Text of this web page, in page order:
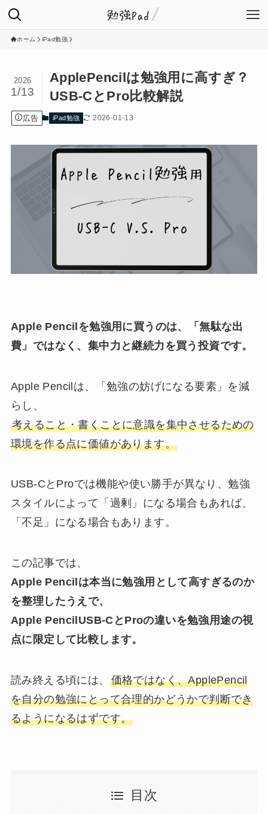
ホーム iPad勉強
ApplePencilは勉強用に高すぎ？
USB-CとPro比較解説
2026
1/13
広告 iPad勉強 2026-01-13
Apple Pencilを勉強用に買うのは、「無駄な出
費」ではなく、集中力と継続力を買う投資です。
Apple Pencilは、「勉強の妨げになる要素」を減
らし、
考えること・書くことに意識を集中させるための
環境を作る点に価値があります。
USB-CとProでは機能や使い勝手が異なり、勉強
スタイルによって「過剰」になる場合もあれば、
「不足」になる場合もあります。
この記事では、
Apple Pencilは本当に勉強用として高すぎるのか
を整理したうえで、
Apple PencilUSB-CとProの違いを勉強用途の視
点に限定して比較します。
読み終える頃には、 価格ではなく、ApplePencil
を自分の勉強にとって合理的かどうかで判断でき
るようになるはずです。
目次